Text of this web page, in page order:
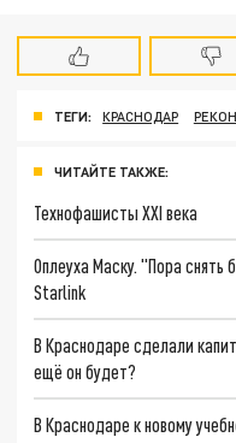
ТЕГИ: КРАСНОДАР
ЧИТАЙТЕ ТАКЖЕ:
Технофашисты XXI века
Оплеуха Маску. "Пора снять
Starlink
В Краснодаре сделали
ещё он будет?
В Краснодаре к новому